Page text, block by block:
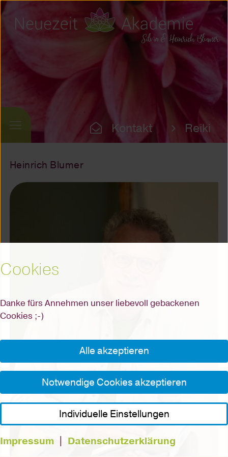
Kontakt Reiki
Heinrich Blumer
Cookies
Danke fürs Annehmen unser liebevoll gebackenen
Cookies ;-)
Alle akzeptieren
Notwendige Cookies akzeptieren
Individuelle Einstellungen
Impressum Datenschutzerklärung